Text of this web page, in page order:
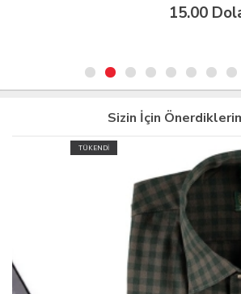
15.00 Dolar
Sizin İçin